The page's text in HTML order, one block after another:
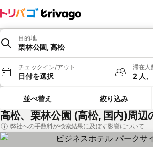
目的地
栗林公園, 高松
チェックイン/アウト
日付を選択
滞在人
2 人
並べ替え 絞り込み
高松、栗林公園 (高松, 国内)周辺
弊社への手数料が検索結果に及ぼす影響について